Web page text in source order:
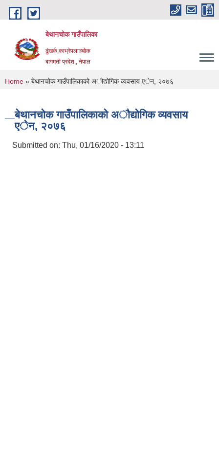
Skip to main content
बेथानचोक गाउँपालिका
ढुंखर्क,काभ्रेपलाञ्चाेक
बागमती प्रदेश , नेपाल
You are here
Home » बेथानचोक गाउँपालिकाको अौद्योगिक व्यवसाय एेन, २०७६
बेथानचोक गाउँपालिकाको अौद्योगिक व्यवसाय
एेन, २०७६
Submitted on: Thu, 01/16/2020 - 13:11